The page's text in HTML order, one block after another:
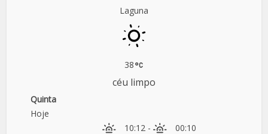
Laguna
38
céu limpo
Quinta
Hoje
10:12- 00:10